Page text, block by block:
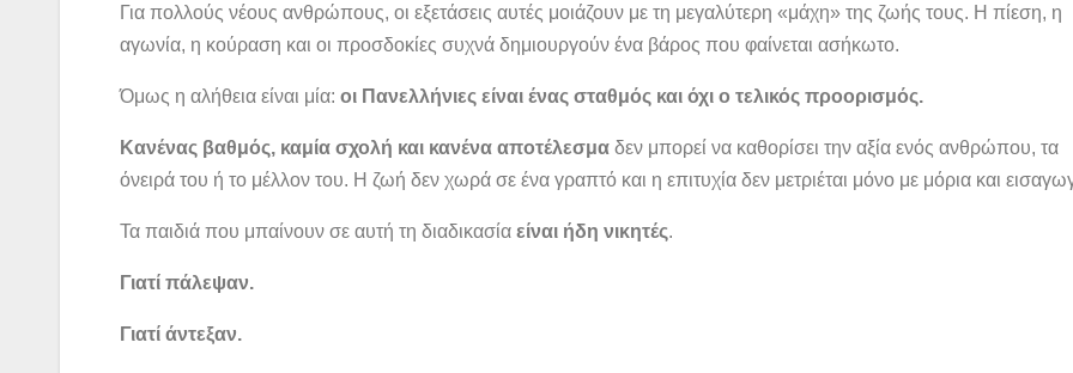
Για πολλούς νέους ανθρώπους, οι εξετάσεις αυτές μοιάζουν με τη μεγαλύτερη «μάχη» της ζωής τους. Η πίεση, η
αγωνία, η κούραση και οι προσδοκίες συχνά δημιουργούν ένα βάρος που φαίνεται ασήκωτο.
Όμως η αλήθεια είναι μία: οι Πανελλήνιες είναι ένας σταθμός και όχι ο τελικός προορισμός.
Κανένας βαθμός, καμία σχολή και κανένα αποτέλεσμα δεν μπορεί να καθορίσει την αξία ενός ανθρώπου, τα
όνειρά του ή το μέλλον του. Η ζωή δεν χωρά σε ένα γραπτό και η επιτυχία δεν μετριέται μόνο με μόρια και
Τα παιδιά που μπαίνουν σε αυτή τη διαδικασία είναι ήδη νικητές.
Γιατί πάλεψαν.
Γιατί άντεξαν.